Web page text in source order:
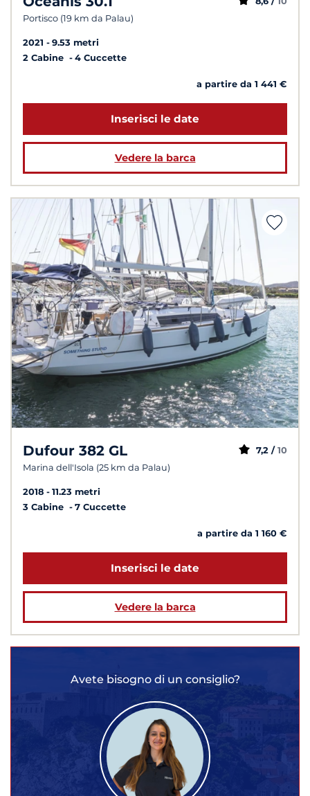
Portisco (19 km da Palau)
2021
9.53 metri
2 Cabine
4 Cuccette
a partire da 1 441 €
Inserisci le date
Vedere la barca
Dufour 382 GL
Marina dell'Isola (25 km da Palau)
7,2 / 10
2018
11.23 metri
3 Cabine
7 Cuccette
a partire da 1 160 €
Inserisci le date
Vedere la barca
Avete bisogno di un consiglio?